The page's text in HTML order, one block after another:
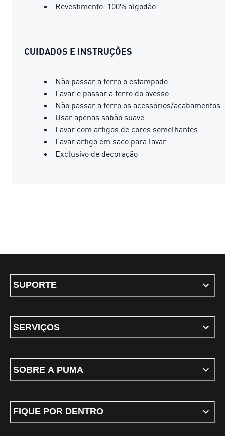
Revestimento: 100% algodão
CUIDADOS E INSTRUÇÕES
Não passar a ferro o estampado
Lavar e passar a ferro do avesso
Não passar a ferro os acessórios/acabamentos
Usar apenas sabão suave
Lavar com artigos de cores semelhantes
Lavar artigo em saco para lavar
Exclusivo de decoração
SUPORTE
SERVIÇOS
SOBRE A PUMA
FIQUE POR DENTRO